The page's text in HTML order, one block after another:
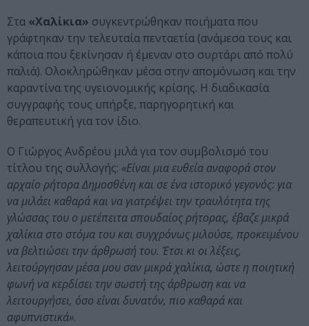
Στα «Χαλίκια» συγκεντρώθηκαν ποιήματα που
γράφτηκαν την τελευταία πενταετία (ανάμεσα τους και
κάποια που ξεκίνησαν ή έμεναν στο συρτάρι από πολύ
παλιά). Ολοκληρώθηκαν μέσα στην απομόνωση και την
καραντίνα της υγειονομικής κρίσης. Η διαδικασία
συγγραφής τους υπήρξε, παρηγορητική και
θεραπευτική για τον ίδιο.
Ο Γιώργος Ανδρέου μιλά για τον συμβολισμό του
τίτλου της συλλογής: «Είναι μια ευθεία αναφορά στον
αρχαίο ρήτορα Δημοσθένη και σε ένα ιστορικό γεγονός: για
να μιλάει καθαρά και να γιατρέψει την τραυλότητα της
γλώσσας του ο μετέπειτα σπουδαίος ρήτορας, έβαζε μικρά
χαλίκια στο στόμα του και συγχρόνως μιλούσε, προκειμένου
να βελτιώσει την άρθρωσή του. Έτσι κι οι λέξεις,
λειτούργησαν μέσα μου σαν μικρά χαλίκια, ώστε η ποιητική
φωνή να κερδίσει την σωστή της άρθρωση και να
λειτουργήσει, όσο είναι δυνατόν, πιο καθαρά και
αφυπνιστικά».